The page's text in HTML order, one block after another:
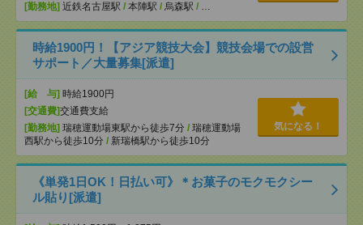
[勤務地] 近鉄名古屋駅 / 本陣駅 / 烏森駅 / …
時給1900円！【アジア競技大会】競技会場での設営
サポート／大量募集[派遣]
[給 与] 時給1900円
[交通費]交通費支給
[勤務地] 瑞穂運動場東駅から徒歩7分 / 瑞穂運動場
西駅から徒歩10分 / 新瑞橋駅から徒歩10分
気になる！
《単発1日OK！日払い可》＊お菓子のモクモクシー
ル貼り[派遣]